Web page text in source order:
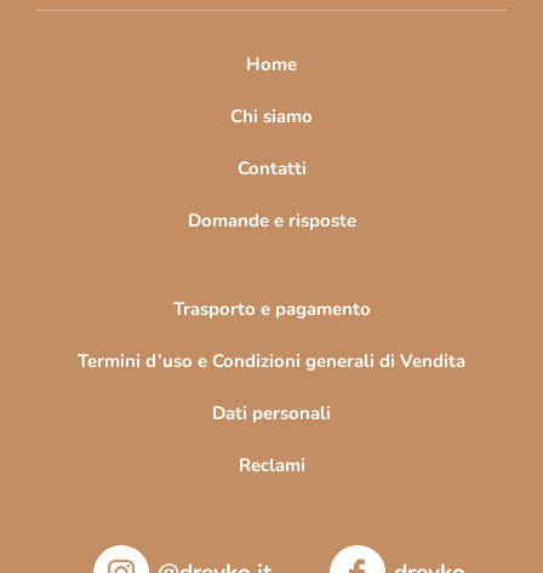
Home
Chi siamo
Contatti
Domande e risposte
Trasporto e pagamento
Termini d’uso e Condizioni generali di Vendita
Dati personali
Reclami